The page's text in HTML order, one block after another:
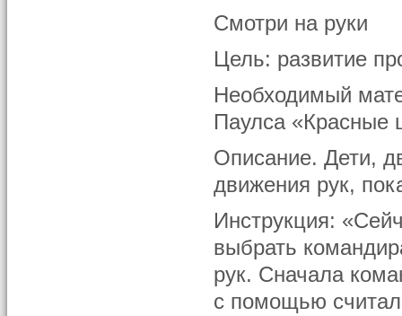
Смотри на руки
Цель: развитие
Необходимый
Паулса «Красные
Описание. Дети,
движения рук,
Инструкция:
выбрать
рук. Сначала
с помощью